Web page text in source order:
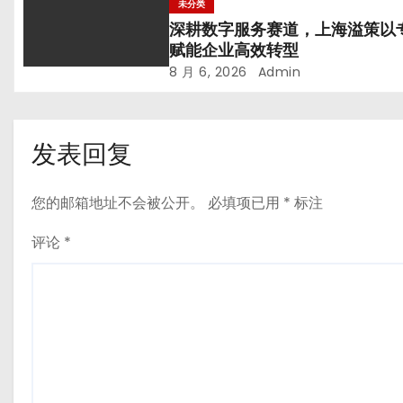
未分类
深耕数字服务赛道，上海溢策以
赋能企业高效转型
8 月 6, 2026 Admin
发表回复
您的邮箱地址不会被公开。 必填项已用 * 标注
评论 *